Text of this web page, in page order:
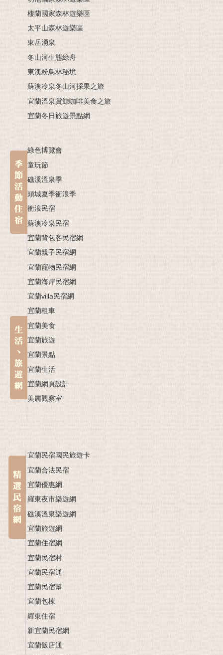
棲蘭國家森林遊樂區
太平山森林遊樂區
東岳湧泉
冬山河生態綠舟
東澳粉鳥林秘境
蘇澳冷泉冬山河採果之旅
宜蘭溫泉賞鯨咖啡美食之旅
宜蘭冬日旅遊景點網
綠色博覽會
童玩節
礁溪溫泉季
頭城夏季衝浪季
衝浪民宿
蘇澳冷泉民宿
宜蘭背包客民宿網
宜蘭親子民宿網
宜蘭寵物民宿網
宜蘭海岸民宿網
宜蘭villa民宿網
宜蘭租車
宜蘭美食
宜蘭旅遊
宜蘭景點
宜蘭生活
宜蘭網頁設計
美麗觀察室
宜蘭民宿國民旅遊卡
宜蘭合法民宿
宜蘭優惠網
羅東夜市樂遊網
礁溪溫泉樂遊網
宜蘭旅遊網
宜蘭住宿網
宜蘭民宿村
宜蘭民宿通
宜蘭民宿幫
宜蘭包棟
羅東住宿
新宜蘭民宿網
宜蘭飯店通